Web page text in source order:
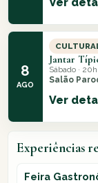
8
AGO
Jantar
Sábado · 20h
Salão
Ver
Experiências
Feira